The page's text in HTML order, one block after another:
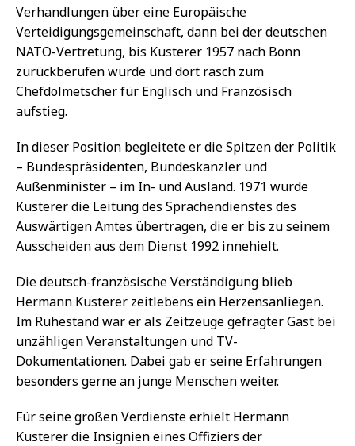
Verhandlungen über eine Europäische
Verteidigungsgemeinschaft, dann bei der deutschen
NATO-Vertretung, bis Kusterer 1957 nach Bonn
zurückberufen wurde und dort rasch zum
Chefdolmetscher für Englisch und Französisch
aufstieg.
In dieser Position begleitete er die Spitzen der Politik
– Bundespräsidenten, Bundeskanzler und
Außenminister – im In- und Ausland. 1971 wurde
Kusterer die Leitung des Sprachendienstes des
Auswärtigen Amtes übertragen, die er bis zu seinem
Ausscheiden aus dem Dienst 1992 innehielt.
Die deutsch-französische Verständigung blieb
Hermann Kusterer zeitlebens ein Herzensanliegen.
Im Ruhestand war er als Zeitzeuge gefragter Gast bei
unzähligen Veranstaltungen und TV-
Dokumentationen. Dabei gab er seine Erfahrungen
besonders gerne an junge Menschen weiter.
Für seine großen Verdienste erhielt Hermann
Kusterer die Insignien eines Offiziers der